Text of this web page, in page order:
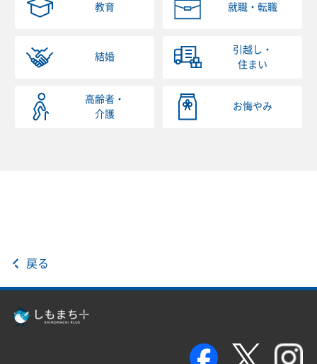
教育 就職・転職
結婚
引越し・
住まい
高齢者・
介護
お悔やみ
戻る